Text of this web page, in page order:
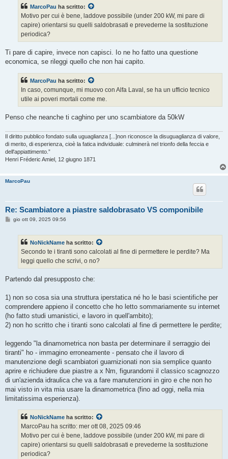
MarcoPau ha scritto:
Motivo per cui è bene, laddove possibile (under 200 kW, mi pare di
capire) orientarsi su quelli saldobrasati e prevederne la sostituzione
periodica?
Ti pare di capire, invece non capisci. Io ne ho fatto una questione
economica, se rileggi quello che non hai capito.
MarcoPau ha scritto:
In caso, comunque, mi muovo con Alfa Laval, se ha un ufficio tecnico
utile ai poveri mortali come me.
Penso che neanche ti caghino per uno scambiatore da 50kW
Il diritto pubblico fondato sulla uguaglianza [...]non riconosce la disuguaglianza di valore,
di merito, di esperienza, cioè la fatica individuale: culminerà nel trionfo della feccia e
dell'appiattimento.”
Henri Fréderic Amiel, 12 giugno 1871
MarcoPau
Re: Scambiatore a piastre saldobrasato VS componibile
Mgio ott 09, 2025 09:56
NoNickName ha scritto:
Secondo te i tiranti sono calcolati al fine di permettere le perdite? Ma
leggi quello che scrivi, o no?
Partendo dal presupposto che:
1) non so cosa sia una struttura iperstatica né ho le basi scientifiche per
comprendere appieno il concetto che ho letto sommariamente su internet
(ho fatto studi umanistici, e lavoro in quell'ambito);
2) non ho scritto che i tiranti sono calcolati al fine di permettere le perdite;
leggendo "la dinamometrica non basta per determinare il serraggio dei
tiranti" ho - immagino erroneamente - pensato che il lavoro di
manutenzione degli scambiatori guarnizionati non sia semplice quanto
aprire e richiudere due piastre a x Nm, figurandomi il classico scagnozzo
di un'azienda idraulica che va a fare manutenzioni in giro e che non ho
mai visto in vita mia usare la dinamometrica (fino ad oggi, nella mia
limitatissima esperienza).
NoNickName ha scritto:
MarcoPau ha scritto: mer ott 08, 2025 09:46
Motivo per cui è bene, laddove possibile (under 200 kW, mi pare di
capire) orientarsi su quelli saldobrasati e prevederne la sostituzione
periodica?